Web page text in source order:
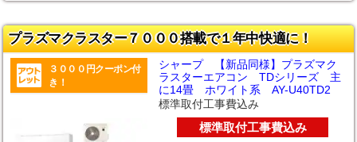
プラズマクラスター７０００搭載で１年中快適に！
３０００円クーポン付
き！
シャープ 【新品同様】プラズマク
ラスターエアコン TDシリーズ 主
に14畳 ホワイト系 AY-U40TD2
標準取付工事費込み
標準取付工事費込み